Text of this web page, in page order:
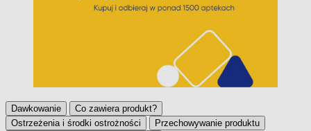
Dawkowanie
Co zawiera produkt?
Ostrzeżenia i środki ostrożności
Przechowywanie produktu